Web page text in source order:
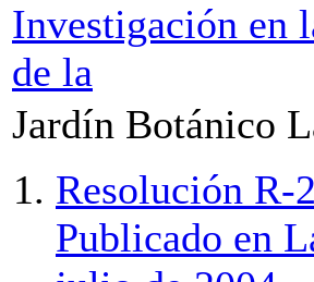
Investigación en
de la
Jardín Botánico
Resolución R-
Publicado en